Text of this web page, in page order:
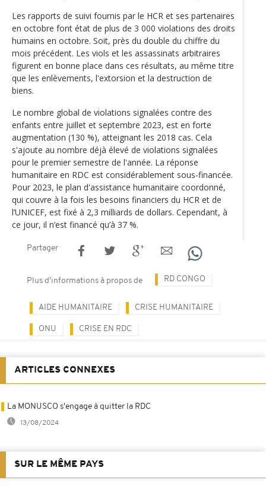
Les rapports de suivi fournis par le HCR et ses partenaires
en octobre font état de plus de 3 000 violations des droits
humains en octobre. Soit, près du double du chiffre du
mois précédent. Les viols et les assassinats arbitraires
figurent en bonne place dans ces résultats, au même titre
que les enlèvements, l'extorsion et la destruction de
biens.
Le nombre global de violations signalées contre des
enfants entre juillet et septembre 2023, est en forte
augmentation (130 %), atteignant les 2018 cas. Cela
s'ajoute au nombre déjà élevé de violations signalées
pour le premier semestre de l'année. La réponse
humanitaire en RDC est considérablement sous-financée.
Pour 2023, le plan d'assistance humanitaire coordonné,
qui couvre à la fois les besoins financiers du HCR et de
l’UNICEF, est fixé à 2,3 milliards de dollars. Cependant, à
ce jour, il n’est financé qu’à 37 %.
Partager
Plus d'informations à propos de RD CONGO
AIDE HUMANITAIRE CRISE HUMANITAIRE
ONU CRISE EN RDC
ARTICLES CONNEXES
La MONUSCO s'engage à quitter la RDC
13/08/2024
SUR LE MÊME PAYS